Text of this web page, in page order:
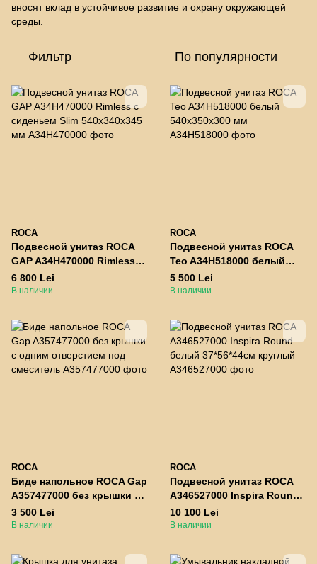
вносят вклад в устойчивое развитие и охрану окружающей
среды.
Фильтр По популярности
ROCA
Подвесной унитаз ROCA
GAP A34H470000 Rimless с
сиденьем Slim
540х340х345 мм
6 800 Lei
В наличии
ROCA
Подвесной унитаз ROCA
Teo A34H518000 белый
540x350x300 мм
5 500 Lei
В наличии
ROCA
Биде напольное ROCA Gap
A357477000 без крышки с
одним отверстием под
смеситель
3 500 Lei
В наличии
ROCA
Подвесной унитаз ROCA
A346527000 Inspira Round
белый 37*56*44см круглый
10 100 Lei
В наличии